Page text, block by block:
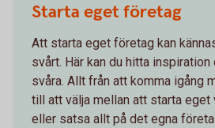
Starta eget företag
Att starta eget företag kan
svårt. Här kan du hitta
svåra. Allt från att komma igång
till att välja mellan att starta eget
eller satsa allt på det egna